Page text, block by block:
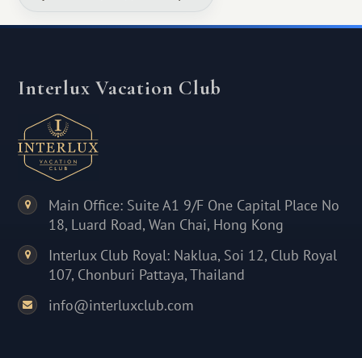
Interlux Vacation Club
Main Office: Suite A1 9/F One Capital Place No
18, Luard Road, Wan Chai, Hong Kong
Interlux Club Royal: Naklua, Soi 12, Club Royal
107, Chonburi Pattaya, Thailand
info@interluxclub.com